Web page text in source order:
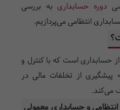
دوره حسابداریبه بررسی
انتظامی می‌پردازیم.
حسابداری است که با کنترل و
پیشگیری از تخلفات مالی در
می‌کند.